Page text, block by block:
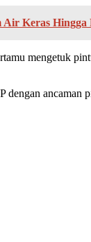
Keras Hingga
mengetuk
ancaman